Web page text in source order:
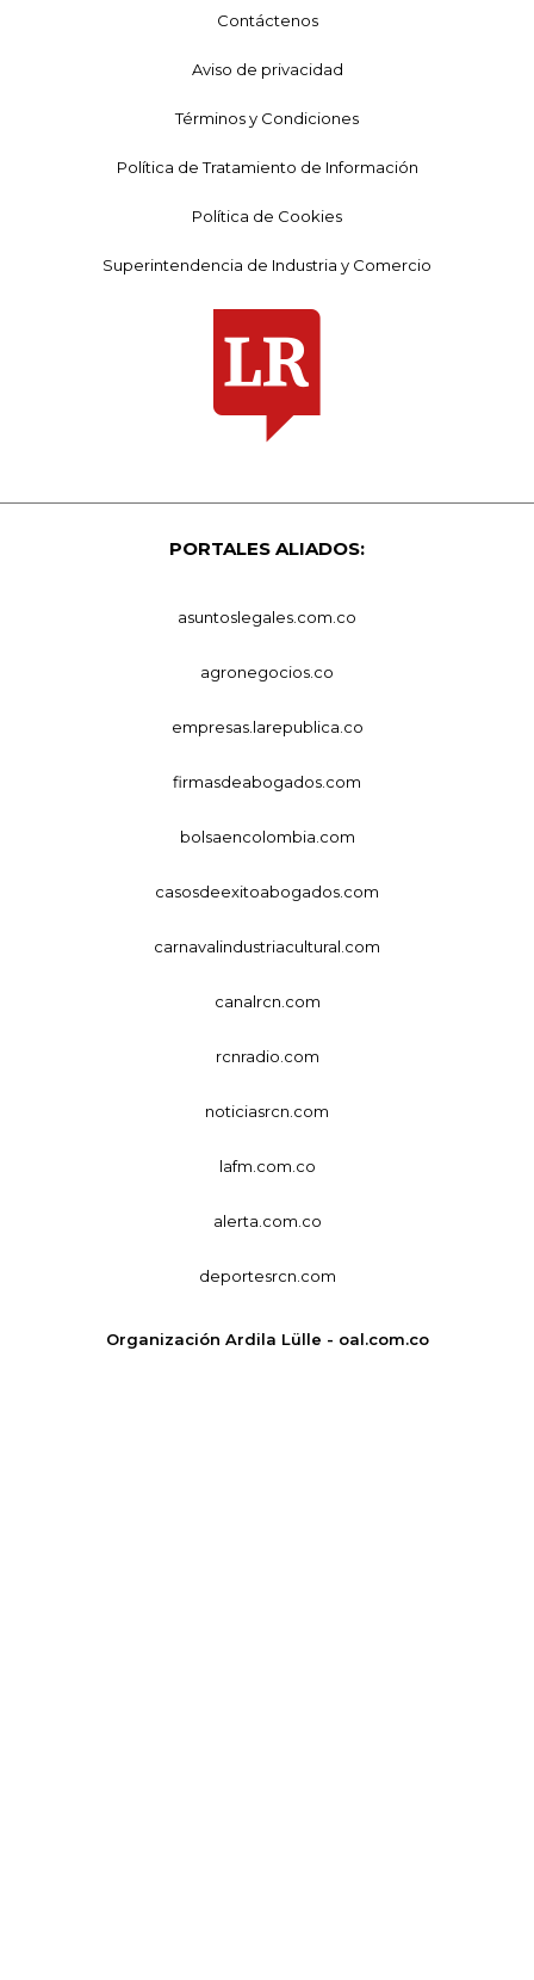
Contáctenos
Aviso de privacidad
Términos y Condiciones
Política de Tratamiento de Información
Política de Cookies
Superintendencia de Industria y Comercio
PORTALES ALIADOS:
asuntoslegales.com.co
agronegocios.co
empresas.larepublica.co
firmasdeabogados.com
bolsaencolombia.com
casosdeexitoabogados.com
carnavalindustriacultural.com
canalrcn.com
rcnradio.com
noticiasrcn.com
lafm.com.co
alerta.com.co
deportesrcn.com
Organización Ardila Lülle - oal.com.co